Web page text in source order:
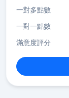
一對多點數
一對一點數
滿意度評分